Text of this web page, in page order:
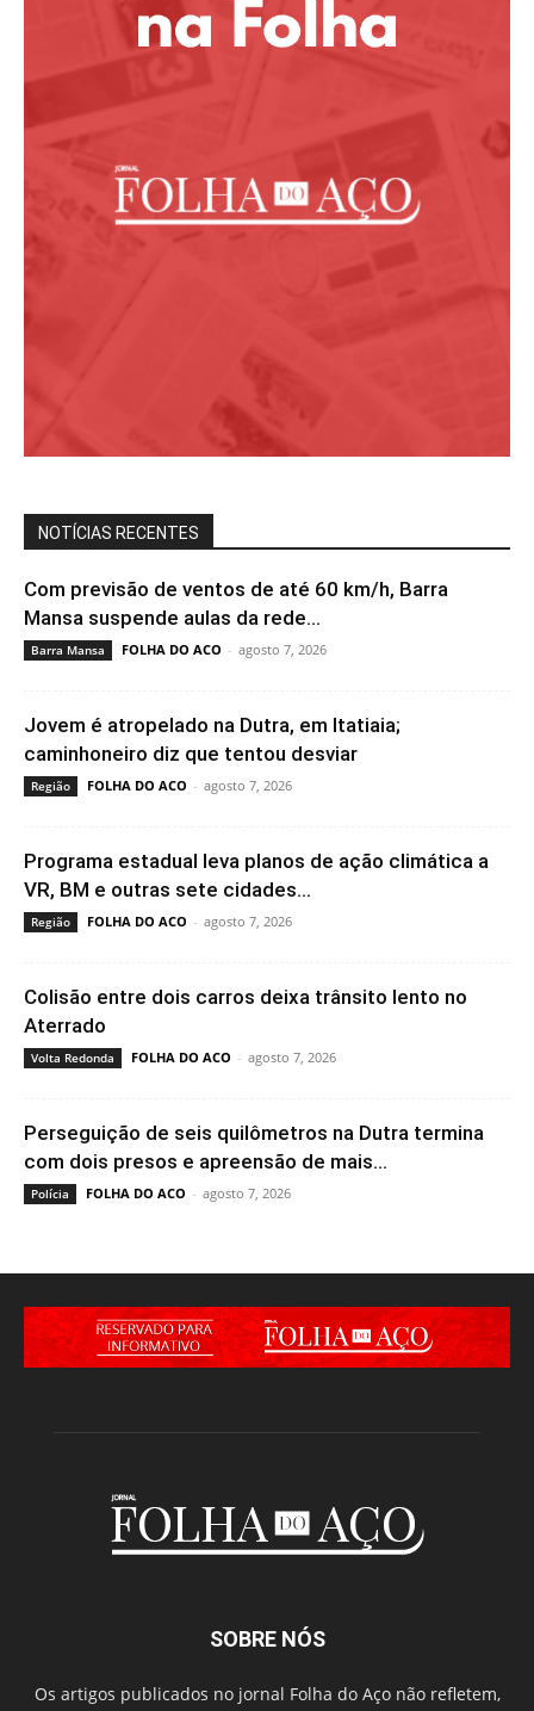
NOTÍCIAS RECENTES
Com previsão de ventos de até 60 km/h, Barra
Mansa suspende aulas da rede...
Barra Mansa FOLHA DO ACO - agosto 7, 2026
Jovem é atropelado na Dutra, em Itatiaia;
caminhoneiro diz que tentou desviar
Região FOLHA DO ACO - agosto 7, 2026
Programa estadual leva planos de ação climática a
VR, BM e outras sete cidades...
Região FOLHA DO ACO - agosto 7, 2026
Colisão entre dois carros deixa trânsito lento no
Aterrado
Volta Redonda FOLHA DO ACO - agosto 7, 2026
Perseguição de seis quilômetros na Dutra termina
com dois presos e apreensão de mais...
Polícia FOLHA DO ACO - agosto 7, 2026
SOBRE NÓS
Os artigos publicados no jornal Folha do Aço não refletem,